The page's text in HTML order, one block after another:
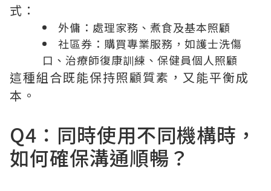
式：
外傭：處理家務、煮食及基本照顧
社區券：購買專業服務，如護士洗傷
口、治療師復康訓練、保健員個人照顧
這種組合既能保持照顧質素，又能平衡成
本。
Q4：同時使用不同機構時，
如何確保溝通順暢？